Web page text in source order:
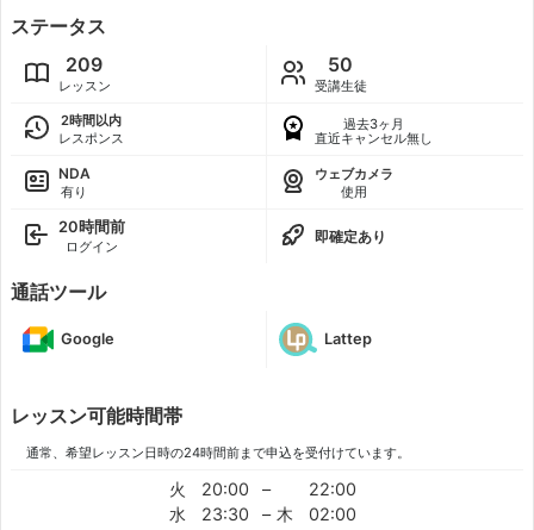
ステータス
209
レッスン
50
受講生徒
2時間以内
レスポンス
過去3ヶ月
直近キャンセル無し
NDA
有り
ウェブカメラ
使用
20時間前
ログイン
即確定あり
通話ツール
Google Lattep
レッスン可能時間帯
通常、希望レッスン日時の24時間前まで申込を受付けています。
火 20:00 –
22:00
水
23:30 – 木
02:00